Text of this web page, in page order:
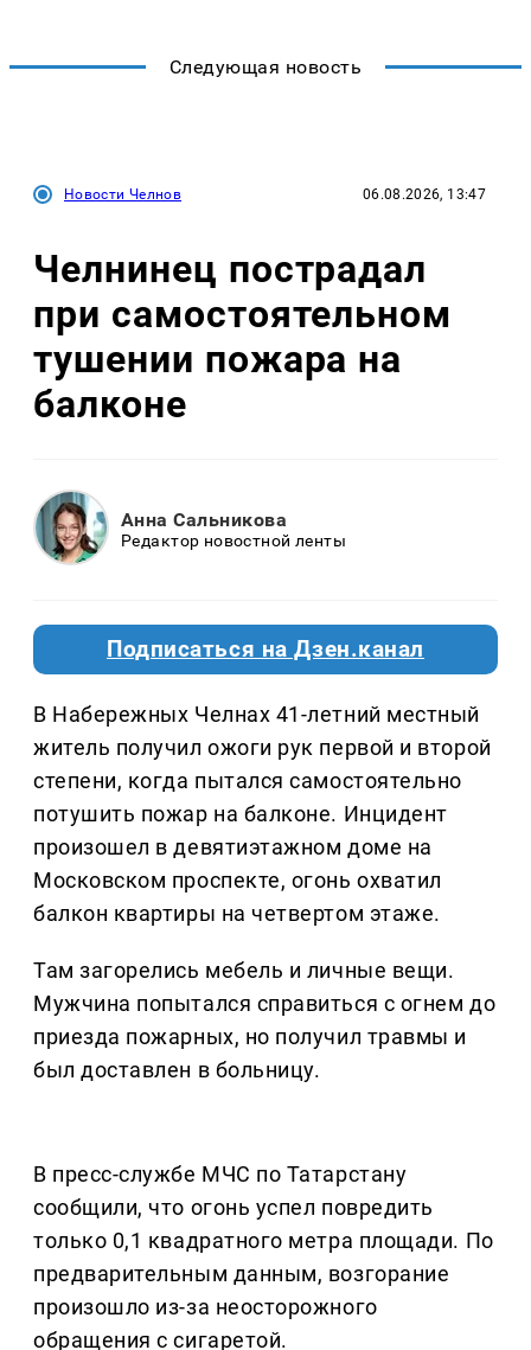
Следующая новость
Новости Челнов 06.08.2026, 13:47
Челнинец пострадал
при самостоятельном
тушении пожара на
балконе
Анна Сальникова
Редактор новостной ленты
Подписаться на Дзен.канал
В Набережных Челнах 41-летний местный
житель получил ожоги рук первой и второй
степени, когда пытался самостоятельно
потушить пожар на балконе. Инцидент
произошел в девятиэтажном доме на
Московском проспекте, огонь охватил
балкон квартиры на четвертом этаже.
Там загорелись мебель и личные вещи.
Мужчина попытался справиться с огнем до
приезда пожарных, но получил травмы и
был доставлен в больницу.
В пресс-службе МЧС по Татарстану
сообщили, что огонь успел повредить
только 0,1 квадратного метра площади. По
предварительным данным, возгорание
произошло из-за неосторожного
обращения с сигаретой.